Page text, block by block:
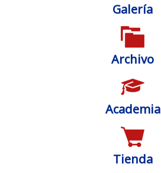
Galería
Archivo
Academia
Tienda